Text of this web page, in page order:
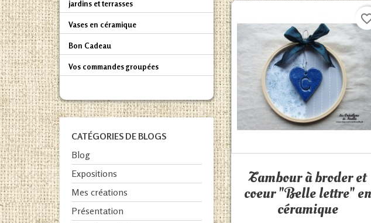
jardins et terrasses
Vases en céramique
Bon Cadeau
Vos commandes groupées
CATÉGORIES DE BLOGS
Blog
Expositions
Mes créations
Présentation
Tambour à broder et
coeur "Belle lettre" en
céramique